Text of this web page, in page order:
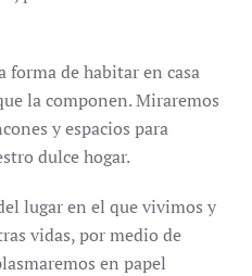
forma de habitar en casa
la componen. Miraremos
y espacios para
dulce hogar.
lugar en el que vivimos y
vidas, por medio de
en papel